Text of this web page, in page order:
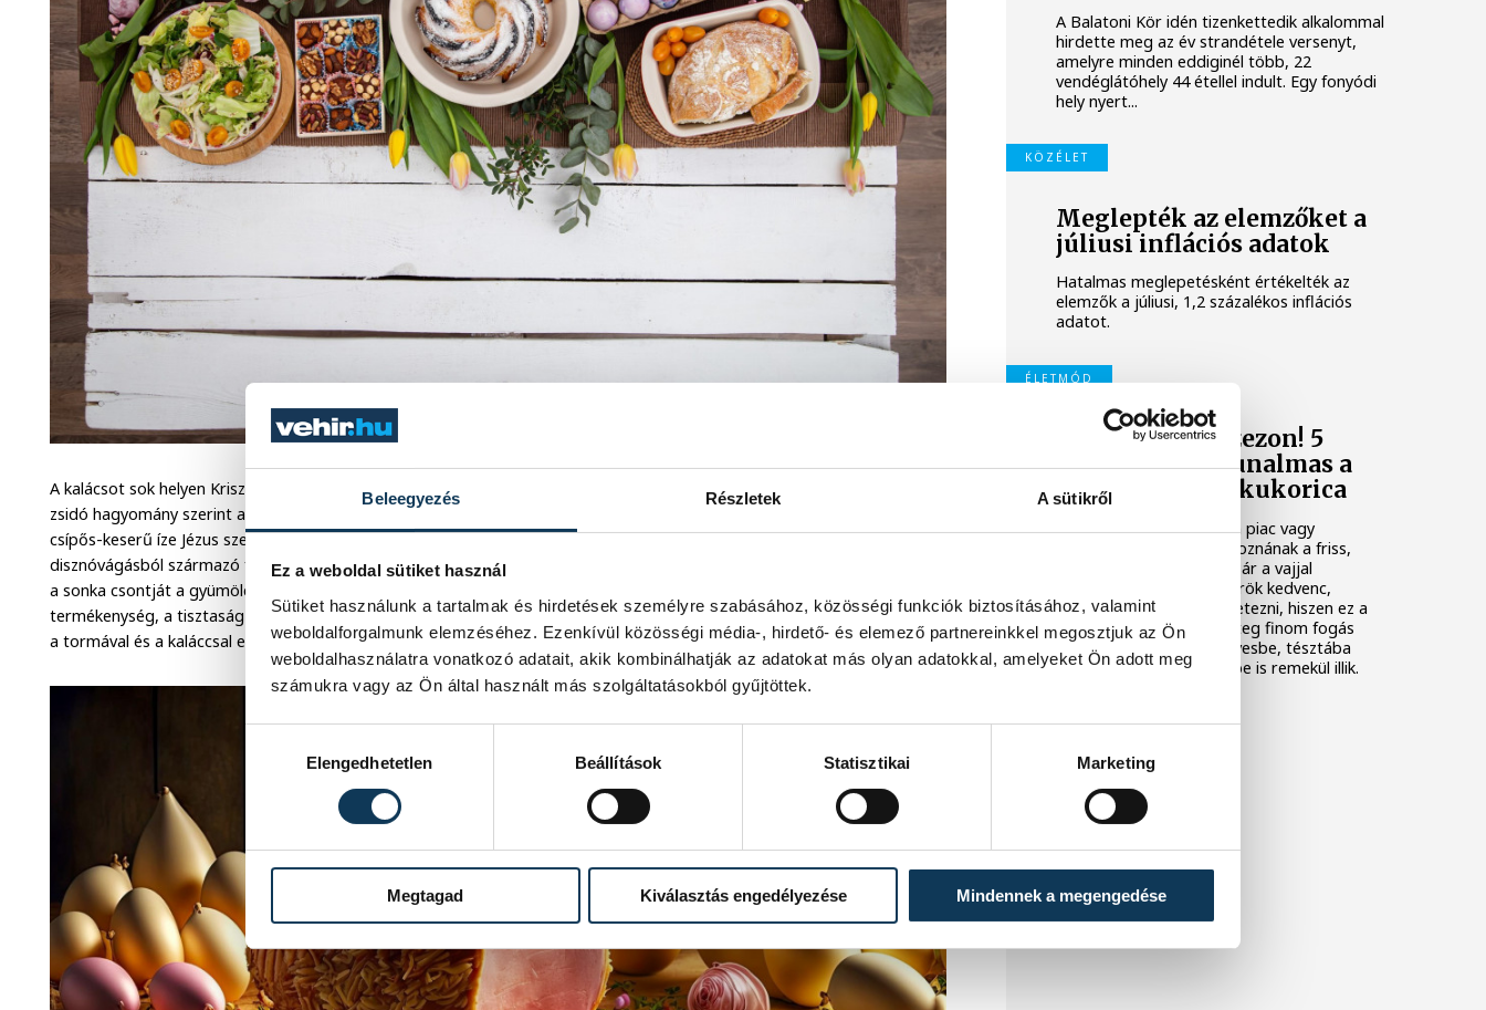
Beleegyezés Részletek A sütikről
Ez a weboldal sütiket használ
Sütiket használunk a tartalmak és hirdetések személyre szabásához, közösségi funkciók biztosításához, valamint
weboldalforgalmunk elemzéséhez. Ezenkívül közösségi média-, hirdető- és elemező partnereinkkel megosztjuk az Ön
weboldalhasználatra vonatkozó adatait, akik kombinálhatják az adatokat más olyan adatokkal, amelyeket Ön adott meg
számukra vagy az Ön által használt más szolgáltatásokból gyűjtöttek.
Elengedhetetlen
Beállítások Statisztikai Marketing
Megtagad Kiválasztás engedélyezése Mindennek a megengedése
A kalácsot sok helyen Krisztus töviskoronájára emlékeztetve koszorú alakúra fonták, a torma a
zsidó hagyomány szerint a széderestén fogyasztott keserűfüvek egyike, más elméletek szerint
csípős-keserű íze Jézus szenvedéseire emlékeztet. A sonkának más szerepe van: a böjt előtti utolsó
disznóvágásból származó füstölt sonka pont húsvétra készült el, a néphagyomány szerint volt, ahol
a sonka csontját a gyümölcsfára akasztották a jó termés reményében. A tojás pedig a
termékenység, a tisztaság és az élet szimbóluma, amelyet a katolikus templomokban – a sonkával,
a tormával és a kaláccsal együtt – húsvétvasárnap megszentelnek.
A Balatoni Kör idén tizenkettedik alkalommal
hirdette meg az év strandétele versenyt,
amelyre minden eddiginél több, 22
vendéglátóhely 44 étellel indult. Egy fonyódi
hely nyert...
KÖZÉLET
Meglepték az elemzőket a
júliusi inflációs adatok
Hatalmas meglepetésként értékelték az
elemzők a júliusi, 1,2 százalékos inflációs
adatot.
ÉLETMÓD
Itt a kukoricaszezon! 5
recept, ha már unalmas a
klasszikus főtt kukorica
Nyáron szinte nincs olyan piac vagy
zöldséges, ahol ne sorakoznának a friss,
zsenge kukoricacsövek. Bár a vajjal
megkent, főtt kukorica örök kedvenc,
érdemes egy kicsit kísérletezni, hiszen ez a
sokoldalú zöldség rengeteg finom fogás
alapja lehet. Salátába, levesbe, tésztába
vagy akár sós süteménybe is remekül illik.